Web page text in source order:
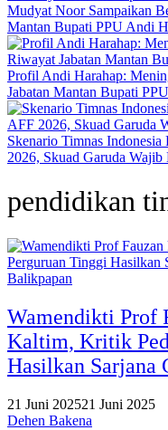
Mudyat Noor Sampaikan
Mantan Bupati PPU Andi
Profil Andi Harahap:
Jabatan Mantan Bupati PPU
Skenario Timnas
2026, Skuad Garuda Wajib
pendidikan
Balikpapan
Wamendikti Prof
Kaltim, Kritik
Hasilkan Sarjana
21 Juni 202521 Juni 2025
Dehen Bakena